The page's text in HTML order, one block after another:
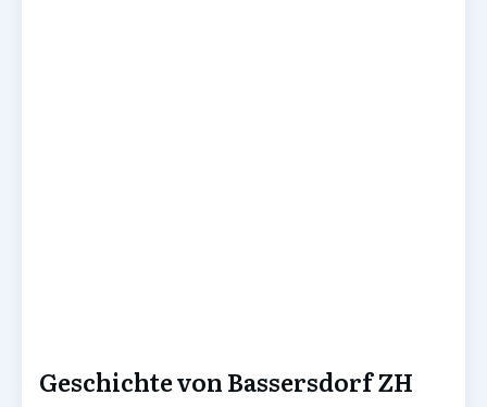
Geschichte von Bassersdorf ZH